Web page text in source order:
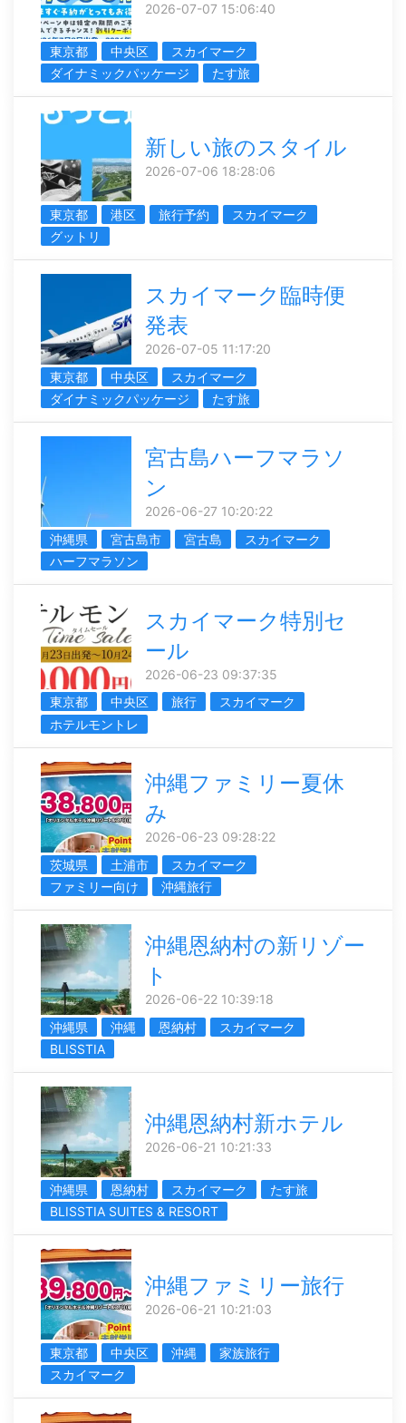
2026-07-07 15:06:40
東京都 中央区
スカイマーク
ダイナミックパッケージ
たす旅
新しい旅のスタイル
2026-07-06 18:28:06
東京都 港区 旅行予約
スカイマーク
グットリ
スカイマーク臨時便
発表
2026-07-05 11:17:20
東京都
中央区
スカイマーク
ダイナミックパッケージ
たす旅
宮古島ハーフマラソ
ン
2026-06-27 10:20:22
沖縄県
宮古島市 宮古島
スカイマーク
ハーフマラソン
スカイマーク特別セ
ール
2026-06-23 09:37:35
東京都
中央区 旅行
スカイマーク
ホテルモントレ
沖縄ファミリー夏休
み
2026-06-23 09:28:22
茨城県
土浦市
スカイマーク
ファミリー向け
沖縄旅行
沖縄恩納村の新リゾー
ト
2026-06-22 10:39:18
沖縄県
沖縄 恩納村
スカイマーク
BLISSTIA
沖縄恩納村新ホテル
2026-06-21 10:21:33
沖縄県 恩納村 スカイマーク
たす旅
BLISSTIA SUITES & RESORT
沖縄ファミリー旅行
2026-06-21 10:21:03
東京都 中央区 沖縄
家族旅行
スカイマーク